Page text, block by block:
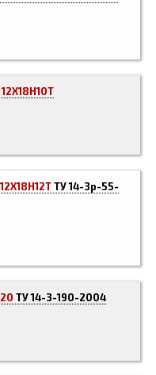
ТУ 14-3р-55-
ТУ 14-3-190-2004